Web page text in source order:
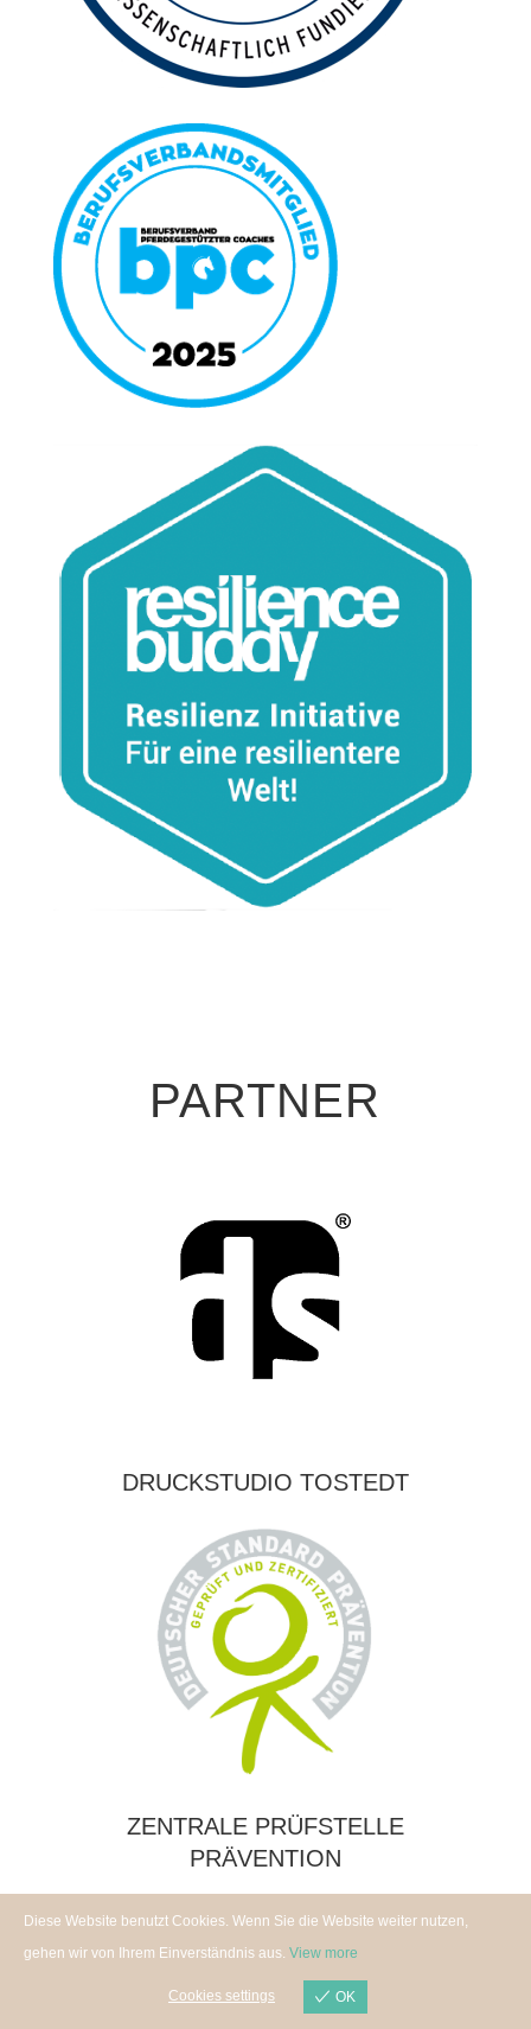
PARTNER
DRUCKSTUDIO TOSTEDT
ZENTRALE PRÜFSTELLE
PRÄVENTION
Diese Website benutzt Cookies. Wenn Sie die Website weiter nutzen,
gehen wir von Ihrem Einverständnis aus. View more
Cookies settings OK